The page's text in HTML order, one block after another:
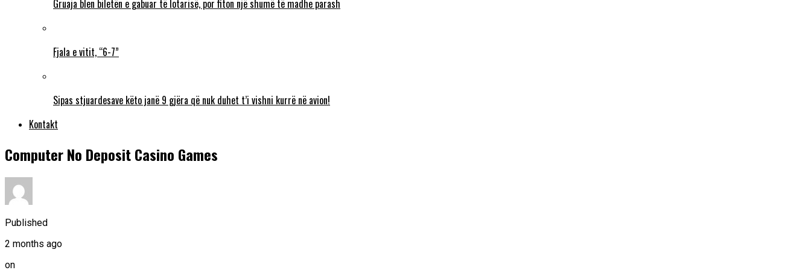
Gruaja blen biletën e gabuar të lotarisë, por fiton një shumë të madhe parash
Fjala e vitit, “6-7”
Sipas stjuardesave këto janë 9 gjëra që nuk duhet t’i vishni kurrë në avion!
Kontakt
Computer No Deposit Casino Games
Published
2 months ago
on